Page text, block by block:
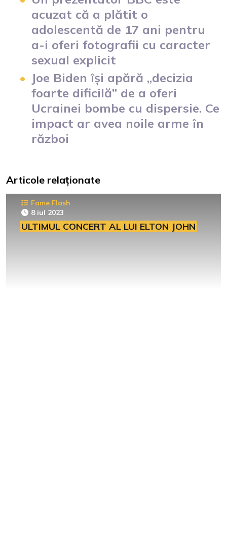
acuzat că a plătit o
adolescentă de 17 ani pentru
a-i oferi fotografii cu caracter
sexual explicit
Joe Biden își apără „decizia
foarte dificilă” de a oferi
Ucrainei bombe cu dispersie. Ce
impact ar avea noile arme în
război
Articole relaționate
Fame Flash
8 iul 2023
ULTIMUL CONCERT AL LUI ELTON JOHN